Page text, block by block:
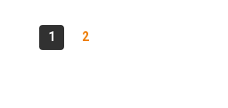
1 2